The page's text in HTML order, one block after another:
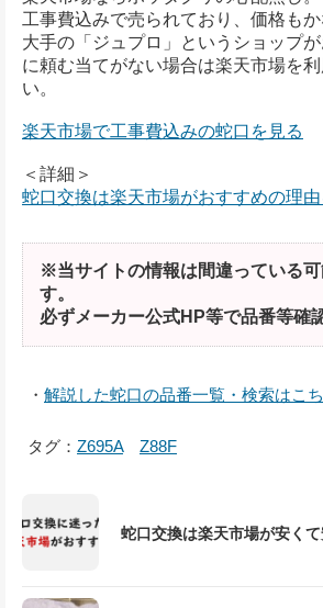
工事費込みで売られており、価格も
大手の「ジュプロ」というショップ
に頼む当てがない場合は楽天市場を
い。
楽天市場で工事費込みの蛇口を見る
＜詳細＞
蛇口交換は楽天市場がおすすめの理由
※当サイトの情報は間違っている可
す。
必ずメーカー公式HP等で品番等確
・ 解説した蛇口の品番一覧・検索はこ
タグ： Z695A Z88F
蛇口交換は楽天市場が安く